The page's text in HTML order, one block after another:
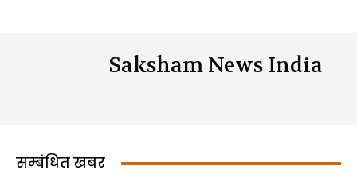
Saksham News India
सम्बंधित खबर